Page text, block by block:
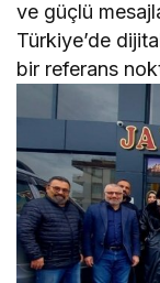
ve güçlü
Türkiye’de
bir referans